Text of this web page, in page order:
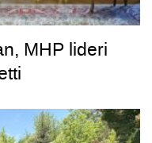
MHP lideri